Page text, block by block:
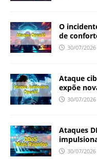
O
de
30/07/2026
Ataque
expõe
30/07/2026
Ataques
30/07/2026